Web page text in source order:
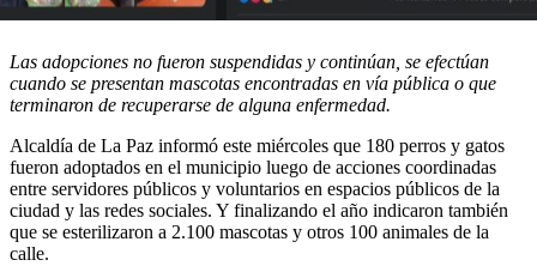
Las adopciones no fueron suspendidas y continúan, se efectúan
cuando se presentan mascotas encontradas en vía pública o que
terminaron de recuperarse de alguna enfermedad.
Alcaldía de La Paz informó este miércoles que 180 perros y gatos
fueron adoptados en el municipio luego de acciones coordinadas
entre servidores públicos y voluntarios en espacios públicos de la
ciudad y las redes sociales. Y finalizando el año indicaron también
que se esterilizaron a 2.100 mascotas y otros 100 animales de la
calle.